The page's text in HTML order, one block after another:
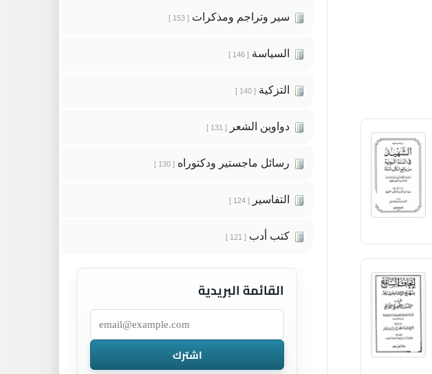
سير وتراجم ومذكرات [ 153 ]
السياسة [ 146 ]
التزكية [ 140 ]
دواوين الشعر [ 131 ]
رسائل ماجستير ودكتوراه [ 130 ]
التفاسير [ 124 ]
كتب أدب [ 121 ]
القائمة البريدية